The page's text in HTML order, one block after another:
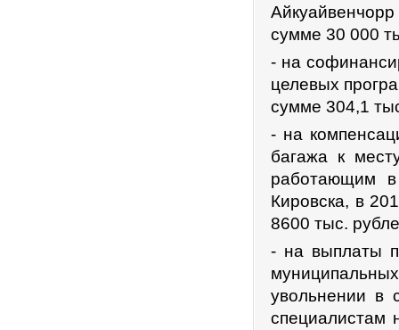
сумме 30 000
- на
целевых
сумме 304,1
- на
багажа к
работающим в
Кировска, в
8600 тыс.
- на выплаты
увольнении в
специалистам